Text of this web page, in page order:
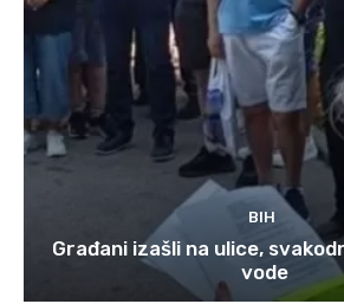
BIH
Građani izašli na ulice,
vode